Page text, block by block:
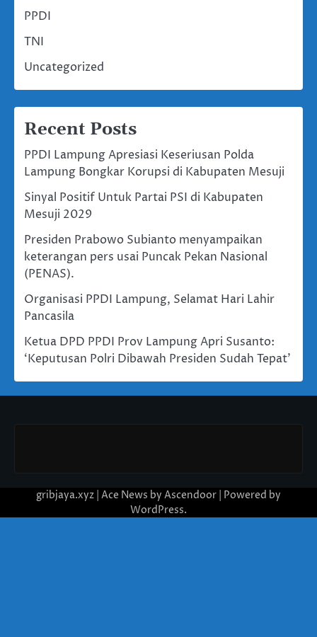
PPDI
TNI
Uncategorized
Recent Posts
PPDI Lampung Apresiasi Keseriusan Polda
Lampung Bongkar Korupsi di Kabupaten Mesuji
Sinyal Positif Untuk Partai PSI di Kabupaten
Mesuji 2029
Presiden Prabowo Subianto menyampaikan
keterangan pers usai Puncak Pekan Nasional
(PENAS).
Organisasi PPDI Lampung, Selamat Hari Lahir
Pancasila
Ketua DPD PPDI Prov Lampung Apri Susanto:
‘Keputusan Polri Dibawah Presiden Sudah Tepat’
gribjaya.xyz | Ace News by Ascendoor | Powered by
WordPress.